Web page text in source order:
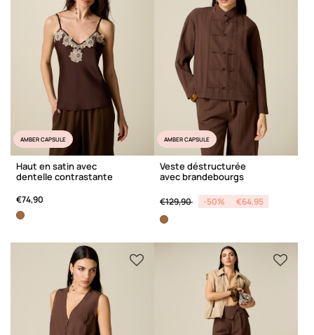
AMBER CAPSULE
Haut en satin avec
dentelle contrastante
€74,90
AMBER CAPSULE
Veste déstructurée
avec brandebourgs
Price reduced from
€129,90 to -50% €64,95